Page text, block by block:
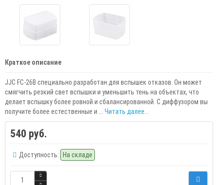
Краткое описание
JJC FC-26B специально разработан для вспышек отказов. Он может
смягчить резкий свет вспышки и уменьшить тень на объектах, что
делает вспышку более ровной и сбалансированной. С диффузором вы
получите более естественные и ... Читать далее...
540 руб.
Доступность: На складе